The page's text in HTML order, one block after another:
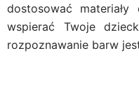
dostosować
wspierać Twoje
rozpoznawanie barw